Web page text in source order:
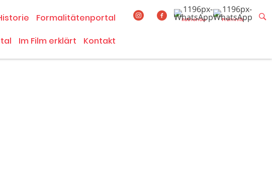
Formalitätenportal
Im Film erklärt Kontakt
Rathenow Premnitz